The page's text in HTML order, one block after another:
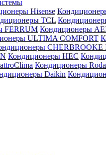
Hisense
TCL
FERRUM Кондиционеры
ULTIMA COMFORT
CHERBROOKE
Кондиционеры HEC
Кондиционеры Roda
Daikin